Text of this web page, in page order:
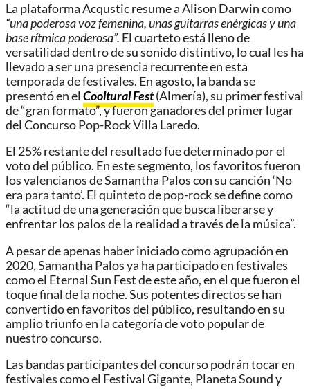
La plataforma Acqustic resume a Alison Darwin como
“una poderosa voz femenina, unas guitarras enérgicas y una
base rítmica poderosa”. El cuarteto está lleno de
versatilidad dentro de su sonido distintivo, lo cual les ha
llevado a ser una presencia recurrente en esta
temporada de festivales. En agosto, la banda se
presentó en el Cooltural Fest(Almería), su primer festival
de “gran formato”, y fueron ganadores del primer lugar
del Concurso Pop-Rock Villa Laredo.
El 25% restante del resultado fue determinado por el
voto del público. En este segmento, los favoritos fueron
los valencianos de Samantha Palos con su canción ‘No
era para tanto’. El quinteto de pop-rock se define como
“la actitud de una generación que busca liberarse y
enfrentar los palos de la realidad a través de la música”.
A pesar de apenas haber iniciado como agrupación en
2020, Samantha Palos ya ha participado en festivales
como el Eternal Sun Fest de este año, en el que fueron el
toque final de la noche. Sus potentes directos se han
convertido en favoritos del público, resultando en su
amplio triunfo en la categoría de voto popular de
nuestro concurso.
Las bandas participantes del concurso podrán tocar en
festivales como el Festival Gigante, Planeta Sound y